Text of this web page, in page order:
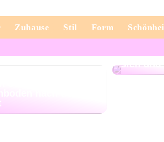
Zuhause Stil Form
Fühlen
sich und